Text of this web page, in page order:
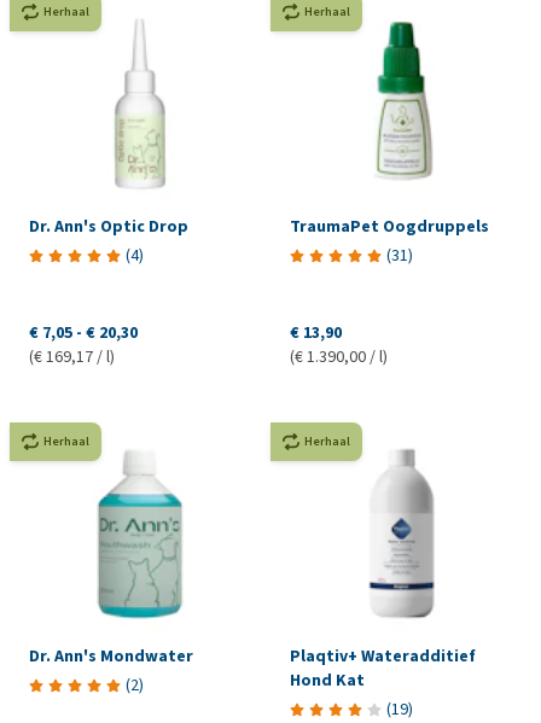
Herhaal
Dr. Ann's Optic Drop
(4)
€ 7,05 - € 20,30
(€ 169,17 / l)
Herhaal
TraumaPet Oogdruppels
(31)
€ 13,90
(€ 1.390,00 / l)
Herhaal
Dr. Ann's Mondwater
(2)
Herhaal
Plaqtiv+ Wateradditief
Hond Kat
(19)